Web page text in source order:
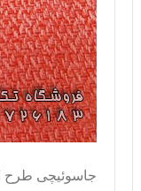
جاسوئیچی طرح